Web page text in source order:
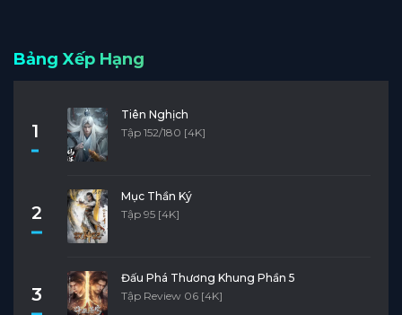
Bảng Xếp Hạng
1
Tiên Nghịch
Tập 152/180 [4K]
2
Mục Thần Ký
Tập 95 [4K]
3
Đấu Phá Thương Khung Phần 5
Tập Review 06 [4K]